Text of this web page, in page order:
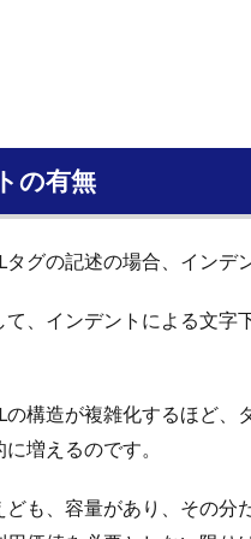
の有無
グの記述の場合、インデ
て、インデントによる文字
構造が複雑化するほど、
増えるのです。
ども、容量があり、その